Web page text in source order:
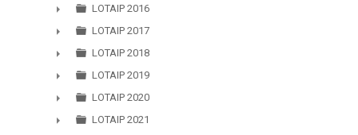
►
►
LOTAIP 2016
►
LOTAIP 2017
►
LOTAIP 2018
►
LOTAIP 2019
►
LOTAIP 2020
LOTAIP 2021